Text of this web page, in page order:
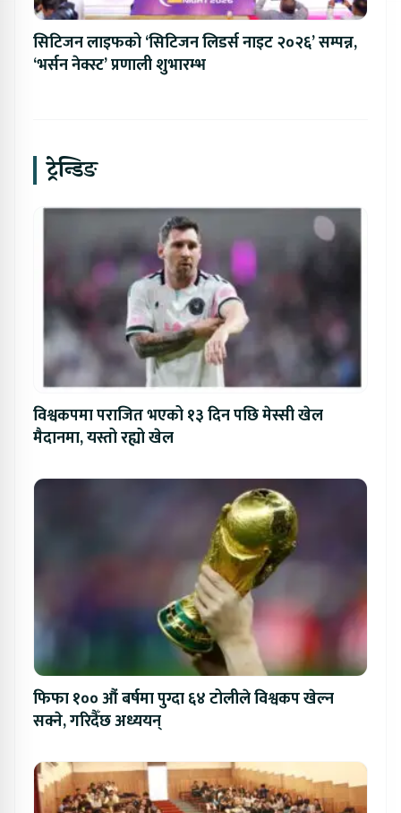
सिटिजन लाइफको ‘सिटिजन लिडर्स नाइट २०२६’ सम्पन्न,
‘भर्सन नेक्स्ट’ प्रणाली शुभारम्भ
ट्रेन्डिङ
विश्वकपमा पराजित भएको १३ दिन पछि मेस्सी खेल
मैदानमा, यस्तो रह्यो खेल
फिफा १०० औं बर्षमा पुग्दा ६४ टोलीले विश्वकप खेल्न
सक्ने, गरिदैँछ अध्ययन्